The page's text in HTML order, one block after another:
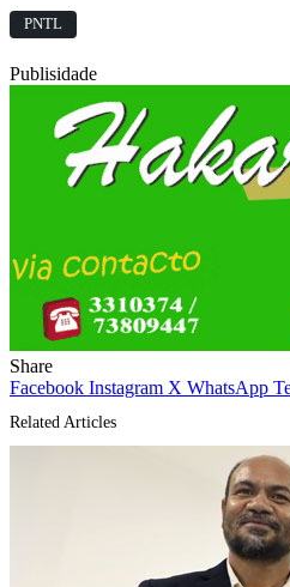
PNTL
Publisidade
Share
Facebook Instagram X WhatsApp
Related Articles